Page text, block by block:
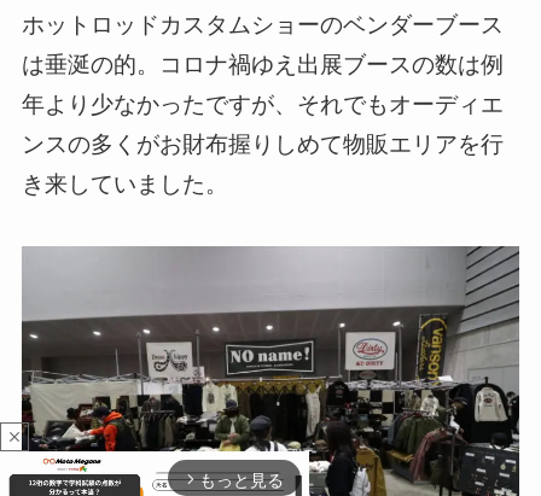
ホットロッドカスタムショーのベンダーブース
は垂涎の的。コロナ禍ゆえ出展ブースの数は例
年より少なかったですが、それでもオーディエ
ンスの多くがお財布握りしめて物販エリアを行
き来していました。
close
arrow_forward_ios もっと見る